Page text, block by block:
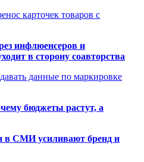
карточек товаров с
инфлюенсеров и
в сторону соавторства
данные по маркировке
бюджеты растут, а
в СМИ усиливают бренд и